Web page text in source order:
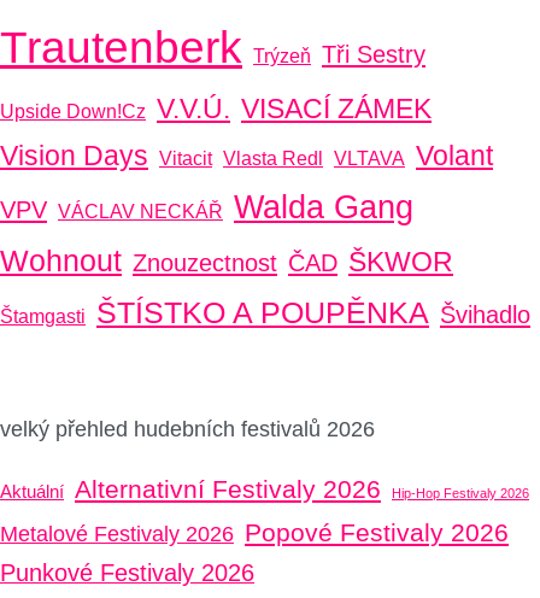
Trautenberk Trýzeň Tři Sestry
Upside Down!cz V.V.Ú. VISACÍ ZÁMEK
Vision Days Vitacit Vlasta Redl VLTAVA Volant
VPV VÁCLAV NECKÁŘ Walda Gang
Wohnout Znouzectnost ČAD ŠKWOR
Štamgasti ŠTÍSTKO A POUPĚNKA Švihadlo
velký přehled hudebních festivalů 2026
Aktuální Alternativní Festivaly 2026 Hip-Hop Festivaly 2026
Metalové Festivaly 2026 Popové Festivaly 2026
Punkové Festivaly 2026